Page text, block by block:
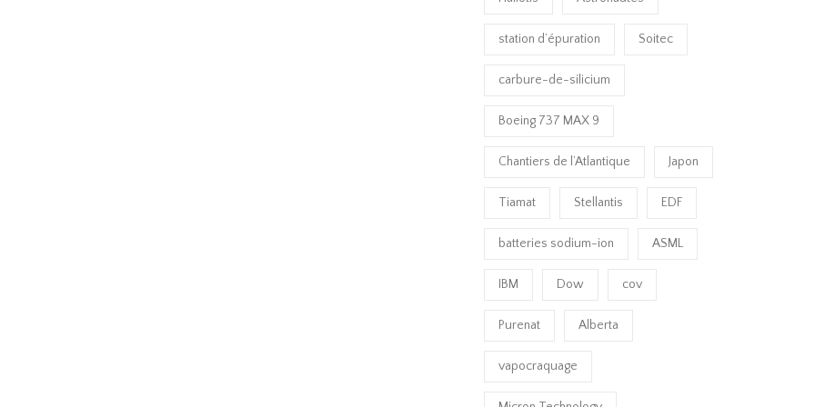
station d’épuration Soitec
carbure-de-silicium
Boeing 737 MAX 9
Chantiers de l’Atlantique Japon
Tiamat Stellantis EDF
batteries sodium-ion ASML
IBM Dow cov
Purenat Alberta
vapocraquage